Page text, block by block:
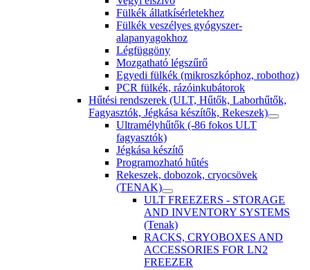
Fülkék állatkísérletekhez
Fülkék veszélyes gyógyszer-
alapanyagokhoz
Légfüggöny
Mozgatható légszűrő
Egyedi fülkék (mikroszkóphoz, robothoz)
PCR fülkék, rázóinkubátorok
Hűtési rendszerek (ULT, Hűtők, Laborhűtők,
Fagyasztók, Jégkása készítők, Rekeszek)
Ultramélyhűtők (-86 fokos ULT
fagyasztók)
Jégkása készítő
Programozható hűtés
Rekeszek, dobozok, cryocsövek
(TENAK)
ULT FREEZERS - STORAGE
AND INVENTORY SYSTEMS
(Tenak)
RACKS, CRYOBOXES AND
ACCESSORIES FOR LN2
FREEZER